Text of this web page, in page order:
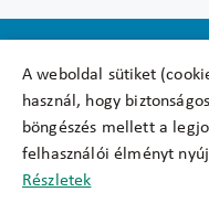
A weboldal sütiket
használ, hogy biztonságos
böngészés mellett a
felhasználói élményt
Részletek